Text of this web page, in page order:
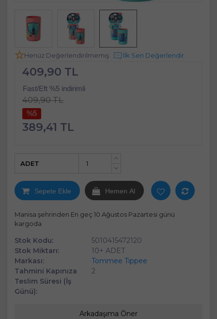
Henüz Değerlendirilmemiş İlk Sen Değerlendir
409,90 TL
Fast/Eft %5 indirimli
409,90 TL
%5
389,41 TL
+
ADET
Sepete Ekle Hemen Al
Manisa şehrinden En geç 10 Ağustos Pazartesi günü
kargoda
Stok Kodu:
5010415472120
Stok Miktarı:
10+ ADET
Markası:
Tommee Tippee
Tahmini Kapınıza
Teslim Süresi (İş
Günü):
2
Arkadaşıma Öner